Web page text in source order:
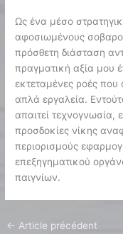
Ως ένα μέσο
αφοσιωμένους
πρόσθετη διάσταση
πραγματική αξία μου
εκτεταμένες ροές που
απλά εργαλεία.
απαιτεί τεχνογνωσία,
προσδοκίες νίκης
περιορισμούς
επεξηγηματικού
παιγνίων.
← Article précédent